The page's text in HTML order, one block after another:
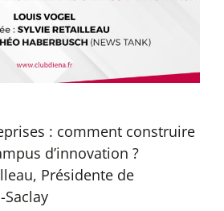
: comment construire
d’innovation ?
Présidente de
Saclay